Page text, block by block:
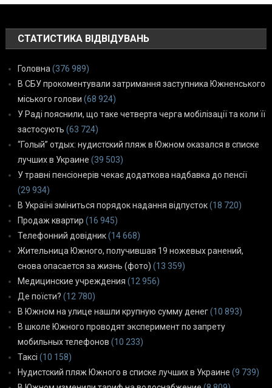
СТАТИСТИКА ВІДВІДУВАНЬ
Головна (376 989)
В СБУ прокоментували затримання заступника Южненського
міського голови (68 924)
У Раді пояснили, що таке четверта черга мобілізації та коли її
застосують (63 724)
“Голый” отдых: нудистский пляж в Южном оказался в списке
лучших в Украине (39 503)
У травні пенсіонерів чекає додаткова надбавка до пенсії
(29 934)
В Україні зміниться порядок надання відпусток(18 720)
Продаж квартир (16 945)
Телефонний довідник(14 668)
Жительница Южного, получившая 19 ножевых ранений,
снова опасается за жизнь (фото) (13 359)
Медицинские учреждения (12 956)
Де поїсти? (12 780)
В Южном на улице нашли крупную сумму денег(10 893)
В школе Южного проводят эксперимент по запрету
мобильных телефонов (10 233)
Таксі (10 158)
Нудистский пляж Южного в списке лучших в Украине (9 739)